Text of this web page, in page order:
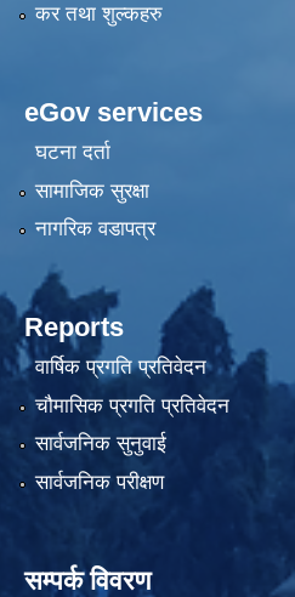
कर तथा शुल्कहरु
eGov services
घटना दर्ता
सामाजिक सुरक्षा
नागरिक वडापत्र
Reports
वार्षिक प्रगति प्रतिवेदन
चौमासिक प्रगति प्रतिवेदन
सार्वजनिक सुनुवाई
सार्वजनिक परीक्षण
सम्पर्क विवरण